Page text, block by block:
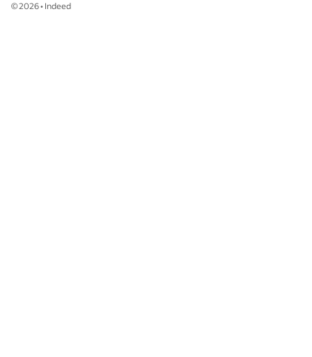
©2026• Indeed